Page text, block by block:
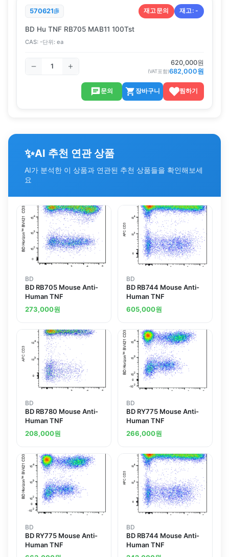
570621 재고문의 재고:-
BD Hu TNF RB705 MAB11 100Tst
CAS: -단위: ea
620,000원
(VAT포함)682,000원
문의 장바구니 찜하기
✨AI 추천 연관 상품
AI가 분석한 이 상품과 연관된 추천 상품들을 확인해보세
요
BD
BD RB705 Mouse Anti-
Human TNF
273,000원
BD
BD RB744 Mouse Anti-
Human TNF
605,000원
BD
BD RB780 Mouse Anti-
Human TNF
208,000원
BD
BD RY775 Mouse Anti-
Human TNF
266,000원
BD
BD RY775 Mouse Anti-
Human TNF
BD
BD RB744 Mouse Anti-
Human TNF